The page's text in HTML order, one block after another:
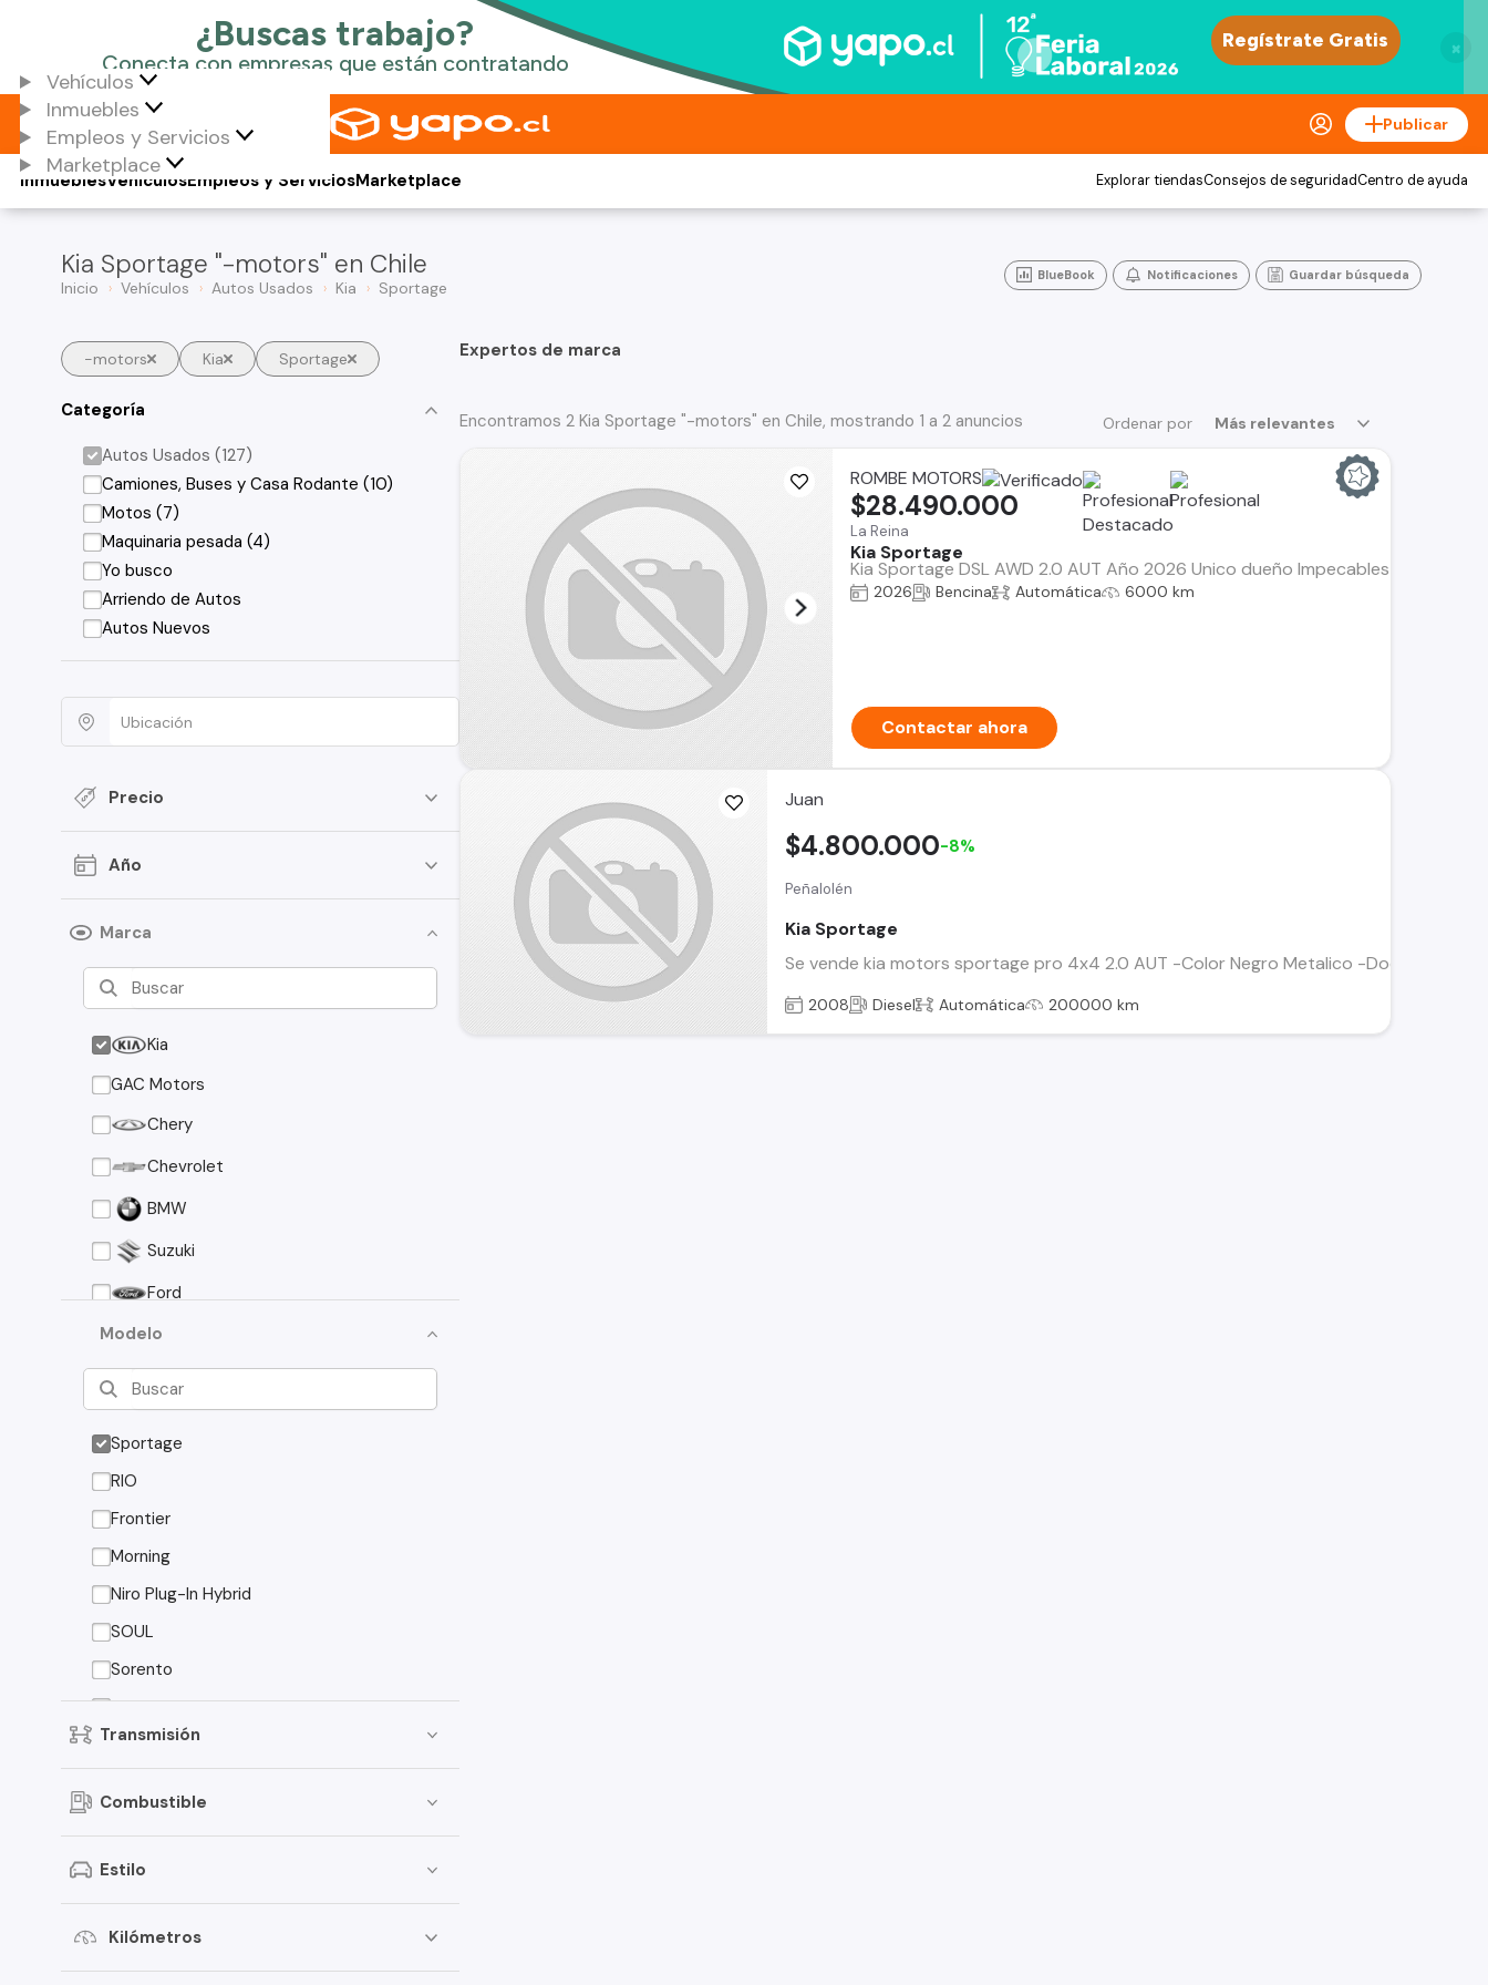
×
Vehículos
Inmuebles
Empleos y Servicios
Marketplace
Publicar
Vehículos
Inmuebles Empleos y ServiciosMarketplace Explorar tiendasConsejos de seguridadCentro de ayuda
Kia Sportage "-motors" en Chile
Inicio Vehículos Autos Usados Kia Sportage
BlueBook Notificaciones Guardar búsqueda
-motors Kia Sportage
Categoría
Autos Usados (127)
Camiones, Buses y Casa Rodante (10)
Motos (7)
Maquinaria pesada (4)
Yo busco
Arriendo de Autos
Autos Nuevos
Precio
Año
Marca
Kia
GAC Motors
Chery
Chevrolet
BMW
Suzuki
Ford
Asia Motors
Mazda
Volkswagen
Nissan
Foton
Jeep
Mitsubishi
Audi
Haval
Honda
Modelo
Sportage
RIO
Frontier
Morning
Niro Plug-In Hybrid
SOUL
Sorento
Sorento EX
Transmisión
Combustible
Estilo
Kilómetros
Expertos de marca
Ordenar por Más relevantes
Encontramos 2 Kia Sportage "-motors" en Chile, mostrando 1 a 2 anuncios
ROMBE MOTORS
La Reina
Kia Sportage
Kia Sportage DSL AWD 2.0 AUT Año 2026 Unico dueño Impecables
$28.490.000
2026 Bencina Automática 6000 km
Contactar ahora
Juan
Peñalolén
Kia Sportage
Se vende kia motors sportage pro 4x4 2.0 AUT -Color Negro Metalico -
$4.800.000-8%
2008 Diesel Automática 200000 km